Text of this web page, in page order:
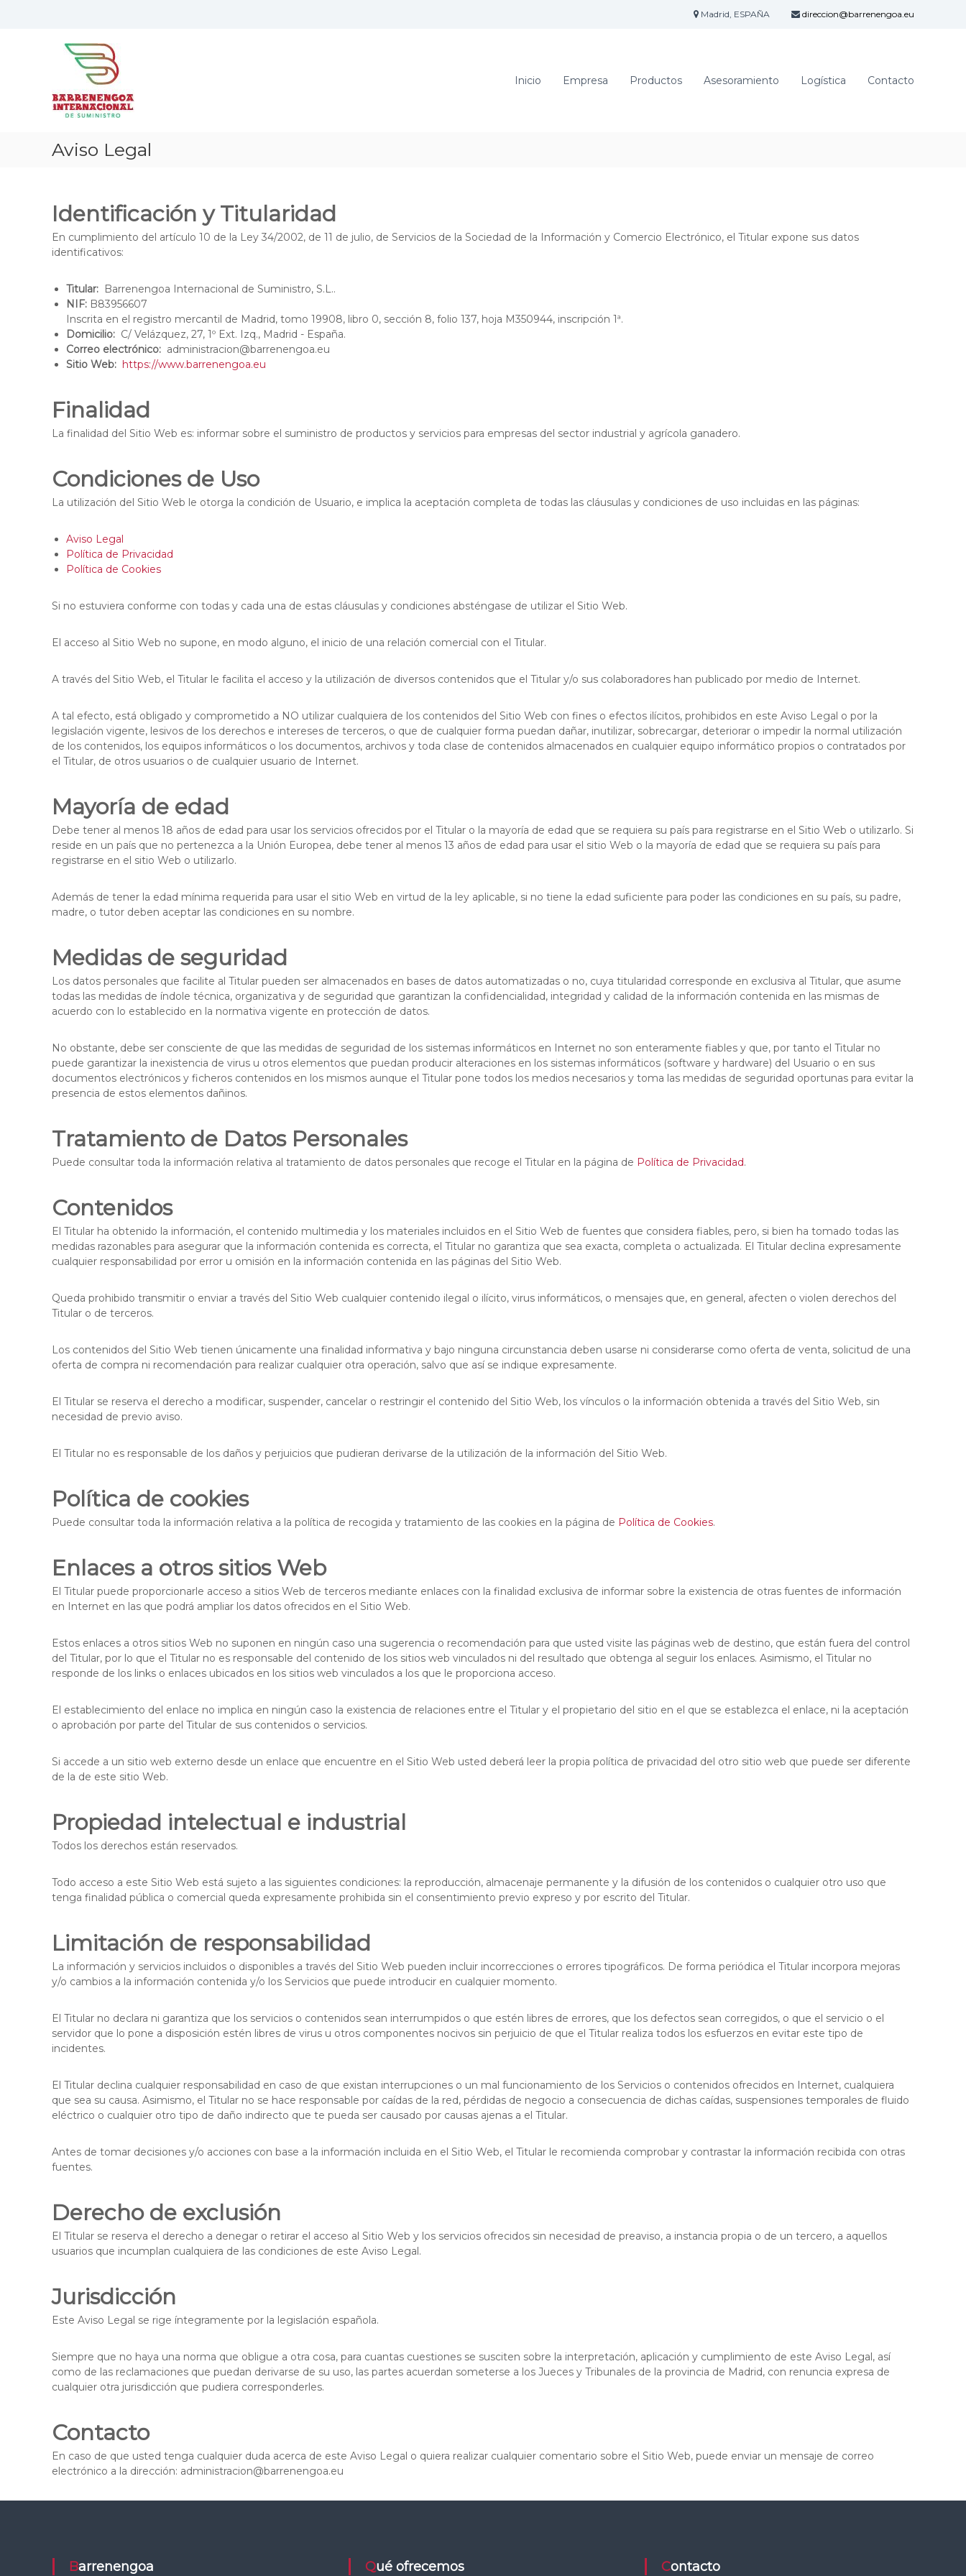
Madrid, ESPAÑA direccion@barrenengoa.eu
e
n
a
I
n
r
n
a
c
i
n
a
l
S
u
n
i
t
o
o
s
r
v
o
s
y
A
s
e
o
r
a
e
n
t
a
r
a
n
s
r
i
a
y
C
m
p
o
Inicio Empresa Productos Asesoramiento Logística Contacto
Aviso Legal
Identificación y Titularidad
En cumplimiento del artículo 10 de la Ley 34/2002, de 11 de julio, de Servicios de la Sociedad de la Información y Comercio Electrónico, el Titular expone sus datos
identificativos:
Titular: Barrenengoa Internacional de Suministro, S.L..
NIF: B83956607
Inscrita en el registro mercantil de Madrid, tomo 19908, libro 0, sección 8, folio 137, hoja M350944, inscripción 1ª.
Domicilio: C/ Velázquez, 27, 1º Ext. Izq., Madrid - España.
Correo electrónico: administracion@barrenengoa.eu
Sitio Web: https://www.barrenengoa.eu
Finalidad
La finalidad del Sitio Web es: informar sobre el suministro de productos y servicios para empresas del sector industrial y agrícola ganadero.
Condiciones de Uso
La utilización del Sitio Web le otorga la condición de Usuario, e implica la aceptación completa de todas las cláusulas y condiciones de uso incluidas en las páginas:
Aviso Legal
Política de Privacidad
Política de Cookies
Si no estuviera conforme con todas y cada una de estas cláusulas y condiciones absténgase de utilizar el Sitio Web.
El acceso al Sitio Web no supone, en modo alguno, el inicio de una relación comercial con el Titular.
A través del Sitio Web, el Titular le facilita el acceso y la utilización de diversos contenidos que el Titular y/o sus colaboradores han publicado por medio de Internet.
A tal efecto, está obligado y comprometido a NO utilizar cualquiera de los contenidos del Sitio Web con fines o efectos ilícitos, prohibidos en este Aviso Legal o por la
legislación vigente, lesivos de los derechos e intereses de terceros, o que de cualquier forma puedan dañar, inutilizar, sobrecargar, deteriorar o impedir la normal utilización
de los contenidos, los equipos informáticos o los documentos, archivos y toda clase de contenidos almacenados en cualquier equipo informático propios o contratados por
el Titular, de otros usuarios o de cualquier usuario de Internet.
Mayoría de edad
Debe tener al menos 18 años de edad para usar los servicios ofrecidos por el Titular o la mayoría de edad que se requiera su país para registrarse en el Sitio Web o utilizarlo. Si
reside en un país que no pertenezca a la Unión Europea, debe tener al menos 13 años de edad para usar el sitio Web o la mayoría de edad que se requiera su país para
registrarse en el sitio Web o utilizarlo.
Además de tener la edad mínima requerida para usar el sitio Web en virtud de la ley aplicable, si no tiene la edad suficiente para poder las condiciones en su país, su padre,
madre, o tutor deben aceptar las condiciones en su nombre.
Medidas de seguridad
Los datos personales que facilite al Titular pueden ser almacenados en bases de datos automatizadas o no, cuya titularidad corresponde en exclusiva al Titular, que asume
todas las medidas de índole técnica, organizativa y de seguridad que garantizan la confidencialidad, integridad y calidad de la información contenida en las mismas de
acuerdo con lo establecido en la normativa vigente en protección de datos.
No obstante, debe ser consciente de que las medidas de seguridad de los sistemas informáticos en Internet no son enteramente fiables y que, por tanto el Titular no
puede garantizar la inexistencia de virus u otros elementos que puedan producir alteraciones en los sistemas informáticos (software y hardware) del Usuario o en sus
documentos electrónicos y ficheros contenidos en los mismos aunque el Titular pone todos los medios necesarios y toma las medidas de seguridad oportunas para evitar la
presencia de estos elementos dañinos.
Tratamiento de Datos Personales
Puede consultar toda la información relativa al tratamiento de datos personales que recoge el Titular en la página de Política de Privacidad.
Contenidos
El Titular ha obtenido la información, el contenido multimedia y los materiales incluidos en el Sitio Web de fuentes que considera fiables, pero, si bien ha tomado todas las
medidas razonables para asegurar que la información contenida es correcta, el Titular no garantiza que sea exacta, completa o actualizada. El Titular declina expresamente
cualquier responsabilidad por error u omisión en la información contenida en las páginas del Sitio Web.
Queda prohibido transmitir o enviar a través del Sitio Web cualquier contenido ilegal o ilícito, virus informáticos, o mensajes que, en general, afecten o violen derechos del
Titular o de terceros.
Los contenidos del Sitio Web tienen únicamente una finalidad informativa y bajo ninguna circunstancia deben usarse ni considerarse como oferta de venta, solicitud de una
oferta de compra ni recomendación para realizar cualquier otra operación, salvo que así se indique expresamente.
El Titular se reserva el derecho a modificar, suspender, cancelar o restringir el contenido del Sitio Web, los vínculos o la información obtenida a través del Sitio Web, sin
necesidad de previo aviso.
El Titular no es responsable de los daños y perjuicios que pudieran derivarse de la utilización de la información del Sitio Web.
Política de cookies
Puede consultar toda la información relativa a la política de recogida y tratamiento de las cookies en la página de Política de Cookies.
Enlaces a otros sitios Web
El Titular puede proporcionarle acceso a sitios Web de terceros mediante enlaces con la finalidad exclusiva de informar sobre la existencia de otras fuentes de información
en Internet en las que podrá ampliar los datos ofrecidos en el Sitio Web.
Estos enlaces a otros sitios Web no suponen en ningún caso una sugerencia o recomendación para que usted visite las páginas web de destino, que están fuera del control
del Titular, por lo que el Titular no es responsable del contenido de los sitios web vinculados ni del resultado que obtenga al seguir los enlaces. Asimismo, el Titular no
responde de los links o enlaces ubicados en los sitios web vinculados a los que le proporciona acceso.
El establecimiento del enlace no implica en ningún caso la existencia de relaciones entre el Titular y el propietario del sitio en el que se establezca el enlace, ni la aceptación
o aprobación por parte del Titular de sus contenidos o servicios.
Si accede a un sitio web externo desde un enlace que encuentre en el Sitio Web usted deberá leer la propia política de privacidad del otro sitio web que puede ser diferente
de la de este sitio Web.
Propiedad intelectual e industrial
Todos los derechos están reservados.
Todo acceso a este Sitio Web está sujeto a las siguientes condiciones: la reproducción, almacenaje permanente y la difusión de los contenidos o cualquier otro uso que
tenga finalidad pública o comercial queda expresamente prohibida sin el consentimiento previo expreso y por escrito del Titular.
Limitación de responsabilidad
La información y servicios incluidos o disponibles a través del Sitio Web pueden incluir incorrecciones o errores tipográficos. De forma periódica el Titular incorpora mejoras
y/o cambios a la información contenida y/o los Servicios que puede introducir en cualquier momento.
El Titular no declara ni garantiza que los servicios o contenidos sean interrumpidos o que estén libres de errores, que los defectos sean corregidos, o que el servicio o el
servidor que lo pone a disposición estén libres de virus u otros componentes nocivos sin perjuicio de que el Titular realiza todos los esfuerzos en evitar este tipo de
incidentes.
El Titular declina cualquier responsabilidad en caso de que existan interrupciones o un mal funcionamiento de los Servicios o contenidos ofrecidos en Internet, cualquiera
que sea su causa. Asimismo, el Titular no se hace responsable por caídas de la red, pérdidas de negocio a consecuencia de dichas caídas, suspensiones temporales de fluido
eléctrico o cualquier otro tipo de daño indirecto que te pueda ser causado por causas ajenas a el Titular.
Antes de tomar decisiones y/o acciones con base a la información incluida en el Sitio Web, el Titular le recomienda comprobar y contrastar la información recibida con otras
fuentes.
Derecho de exclusión
El Titular se reserva el derecho a denegar o retirar el acceso al Sitio Web y los servicios ofrecidos sin necesidad de preaviso, a instancia propia o de un tercero, a aquellos
usuarios que incumplan cualquiera de las condiciones de este Aviso Legal.
Jurisdicción
Este Aviso Legal se rige íntegramente por la legislación española.
Siempre que no haya una norma que obligue a otra cosa, para cuantas cuestiones se susciten sobre la interpretación, aplicación y cumplimiento de este Aviso Legal, así
como de las reclamaciones que puedan derivarse de su uso, las partes acuerdan someterse a los Jueces y Tribunales de la provincia de Madrid, con renuncia expresa de
cualquier otra jurisdicción que pudiera corresponderles.
Contacto
En caso de que usted tenga cualquier duda acerca de este Aviso Legal o quiera realizar cualquier comentario sobre el Sitio Web, puede enviar un mensaje de correo
electrónico a la dirección: administracion@barrenengoa.eu
Barrenengoa Qué ofrecemos Contacto